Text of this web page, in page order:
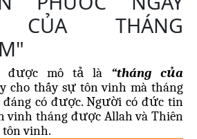
CỦA THÁNG
được mô tả là “tháng của
cho thấy sự tôn vinh mà tháng
có được. Người có đức tin
vinh tháng được Allah và Thiên
tôn vinh.